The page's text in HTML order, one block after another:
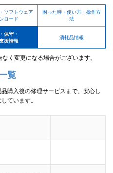
ソフトウェア
ロード
困った時・使い方・操作方
法
保守・
援情報
消耗品情報
なく変更になる場合がございます。
覧
購入後の修理サービスまで、安心し
ています。